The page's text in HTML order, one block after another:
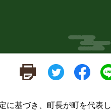
に基づき、町長が町を代表し